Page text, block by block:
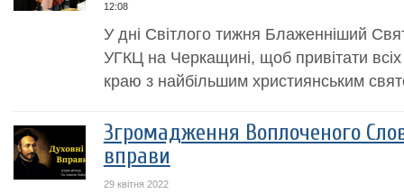
12:08
У дні Світлого тижня Блаженніший
УГКЦ на Черкащині, щоб привітати
краю з найбільшим християнським
Згромадження Воплоченого
вправи
29 квітня 2022